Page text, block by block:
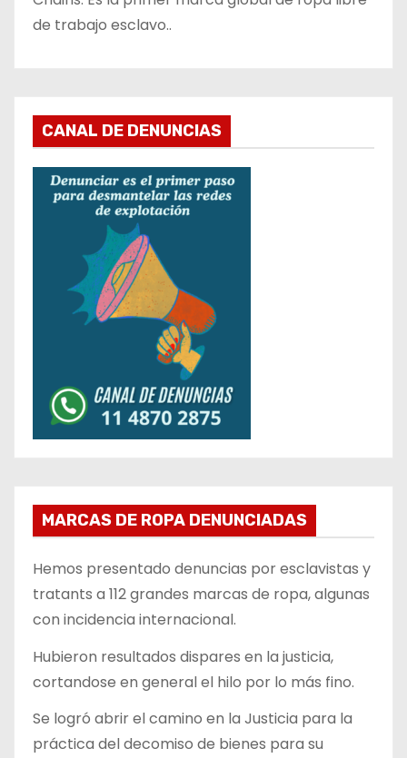
de trabajo esclavo..
CANAL DE DENUNCIAS
MARCAS DE ROPA DENUNCIADAS
Hemos presentado denuncias por esclavistas y
tratants a 112 grandes marcas de ropa, algunas
con incidencia internacional.
Hubieron resultados dispares en la justicia,
cortandose en general el hilo por lo más fino.
Se logró abrir el camino en la Justicia para la
práctica del decomiso de bienes para su